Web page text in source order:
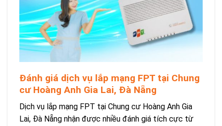
Đánh giá dịch vụ lắp mạng FPT tại Chung
cư Hoàng Anh Gia Lai, Đà Nẵng
Dịch vụ lắp mạng FPT tại Chung cư Hoàng Anh Gia
Lai, Đà Nẵng nhận được nhiều đánh giá tích cực từ